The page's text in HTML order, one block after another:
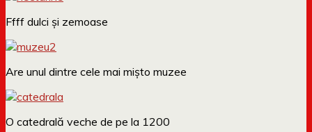
Ffff dulci și zemoase
Are unul dintre cele mai mișto muzee
O catedrală veche de pe la 1200